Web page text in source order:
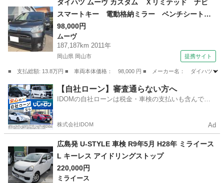
ダイハツ ムーヴ カスタム Ｘリミテッド ナビ
スマートキー 電動格納ミラー ベンチシート
ＣＶＴ ミュージックプレイヤー接続可 アルミ
ホイール エアコン パワーウィンドウ （検8.1
1）
98,000円
ムーヴ
187,187km 2011年
岡山県 岡山市 提携サイト
■ 支払総額: 13.8万円 ■ 車両本体価格： 98,000 円 ■ メーカー名： ダイハツ
岡山 岡山市 ムーヴ
【自社ローン】審査通らない方へ
IDOMの自社ローンは税金・車検の支払いも含んでい
株式会社IDOM Ad
広島発 U-STYLE 車検 R9年5月 H28年 ミライース
L キーレス アイドリングストップ
220,000円
ミライース